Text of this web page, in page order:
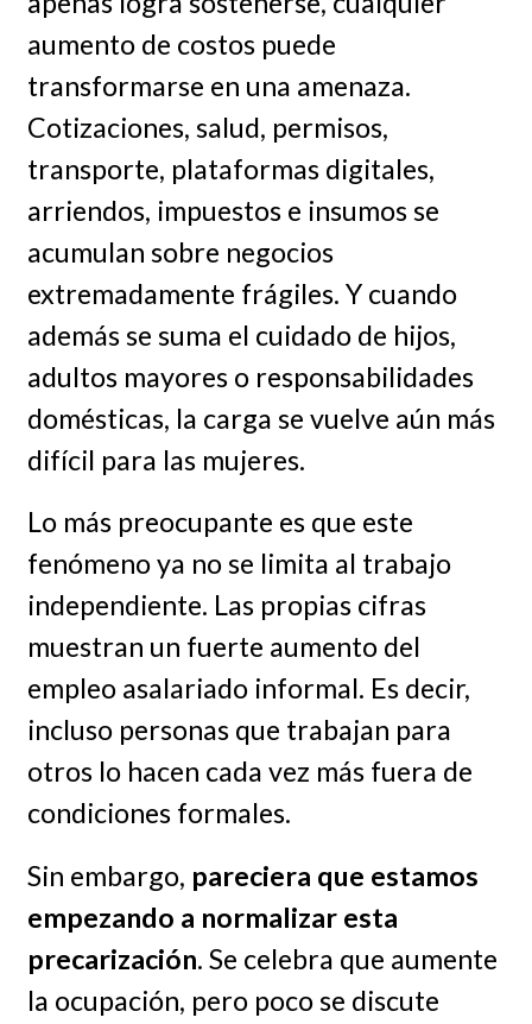
aumento de costos puede
transformarse en una amenaza.
Cotizaciones, salud, permisos,
transporte, plataformas digitales,
arriendos, impuestos e insumos se
acumulan sobre negocios
extremadamente frágiles. Y cuando
además se suma el cuidado de hijos,
adultos mayores o responsabilidades
domésticas, la carga se vuelve aún más
difícil para las mujeres.
Lo más preocupante es que este
fenómeno ya no se limita al trabajo
independiente. Las propias cifras
muestran un fuerte aumento del
empleo asalariado informal. Es decir,
incluso personas que trabajan para
otros lo hacen cada vez más fuera de
condiciones formales.
Sin embargo, pareciera que estamos
empezando a normalizar esta
precarización. Se celebra que aumente
la ocupación, pero poco se discute